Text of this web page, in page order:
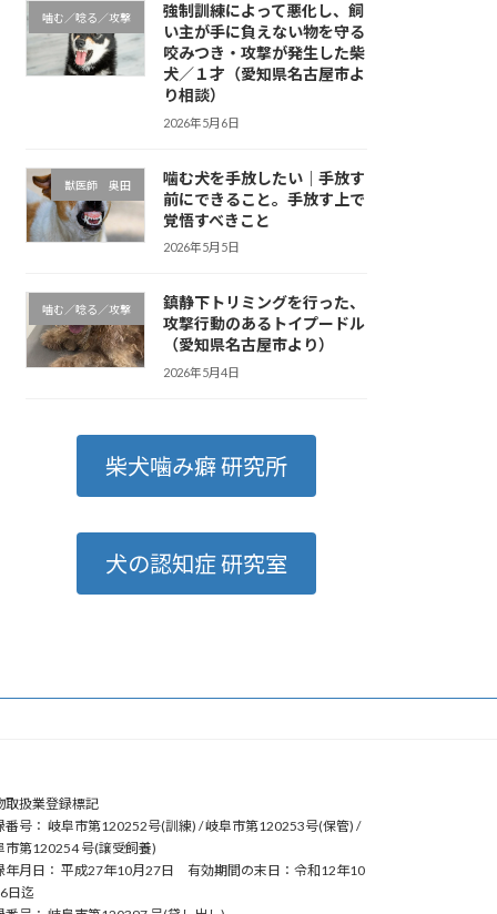
噛む／唸る／攻撃
強制訓練によって悪化し、飼
い主が手に負えない物を守る
咬みつき・攻撃が発生した柴
犬／１才（愛知県名古屋市よ
り相談）
2026年5月6日
獣医師 奥田
噛む犬を手放したい｜手放す
前にできること。手放す上で
覚悟すべきこと
2026年5月5日
噛む／唸る／攻撃
鎮静下トリミングを行った、
攻撃行動のあるトイプードル
（愛知県名古屋市より）
2026年5月4日
柴犬噛み癖 研究所
犬の認知症 研究室
取扱業登録標記
番号： 岐阜市第120252号(訓練) / 岐阜市第120253号(保管) /
市第120254 号(譲受飼養)
年月日： 平成27年10月27日 有効期間の末日：令和12年10
日迄